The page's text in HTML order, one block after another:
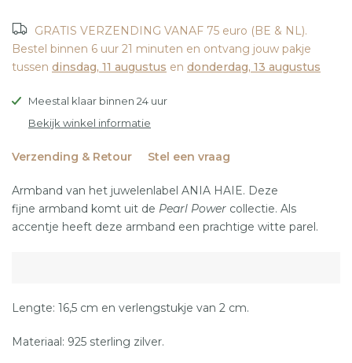
GRATIS VERZENDING VANAF 75 euro (BE & NL).
Bestel binnen 6 uur 21 minuten en ontvang jouw pakje
tussen dinsdag, 11 augustus en donderdag, 13 augustus
Meestal klaar binnen 24 uur
Bekijk winkel informatie
Verzending & Retour Stel een vraag
Armband van het juwelenlabel ANIA HAIE. Deze
fijne armband komt uit de Pearl Power collectie. Als
accentje heeft deze armband een prachtige witte parel.
Lengte: 16,5 cm en verlengstukje van 2 cm.
Materiaal: 925 sterling zilver.